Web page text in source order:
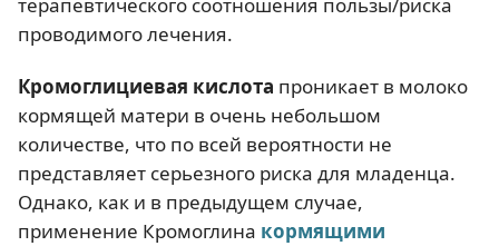
проводимого лечения.
Кромоглициевая кислота проникает в молоко
кормящей матери в очень небольшом
количестве, что по всей вероятности не
представляет серьезного риска для младенца.
Однако, как и в предыдущем случае,
применение Кромоглина кормящими